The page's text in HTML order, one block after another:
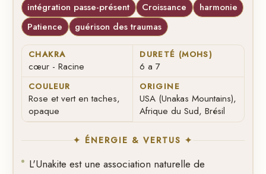
intégration passe-présent
Croissance
harmonie
Patience
guérison des traumas
CHAKRA
cœur - Racine
DURETÉ (MOHS)
6 a 7
COULEUR
Rose et vert en taches,
opaque
ORIGINE
USA (Unakas Mountains),
Afrique du Sud, Brésil
✦ ÉNERGIE & VERTUS ✦
L'Unakite est une association naturelle de